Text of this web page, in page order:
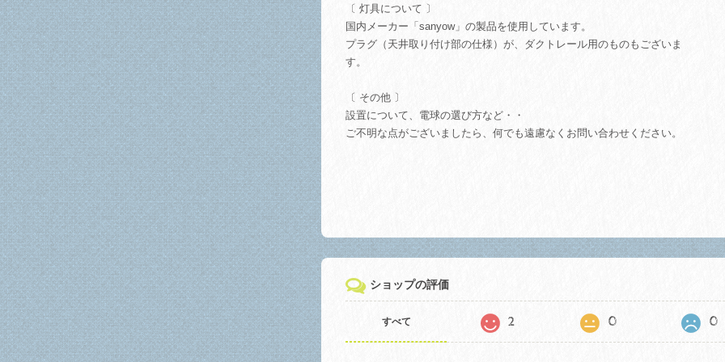
〔 灯具について 〕
国内メーカー「sanyow」の製品を使用しています。
プラグ（天井取り付け部の仕様）が、ダクトレール用のものもございま
す。
〔 その他 〕
設置について、電球の選び方など・・
ご不明な点がございましたら、何でも遠慮なくお問い合わせください。
ショップの評価
すべて 2 0 0